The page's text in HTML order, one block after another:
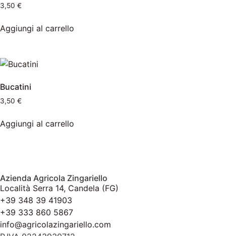
3,50 €
Aggiungi al carrello
Bucatini
3,50 €
Aggiungi al carrello
Azienda Agricola Zingariello
Località Serra 14, Candela (FG)
+39 348 39 41903
+39 333 860 5867
info@agricolazingariello.com